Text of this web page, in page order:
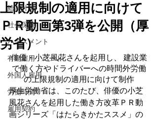
給与計算
社会保険
ハラスメント
有期雇用・パート
外国人雇用
労働時間
雇用契約
上限規制の適用に向けて
ＰＲ動画第3弾を公開（厚
労省）
俳優・小芝風花さんを起用し、 建設業
で働く方やドライバーへの時間外労働
の上限規制の適用に向けて制作
厚生労働省は、このたび、俳優の小芝
風花さんを起用した働き方改革ＰＲ動
画シリーズ「はたらきかたススメ」の